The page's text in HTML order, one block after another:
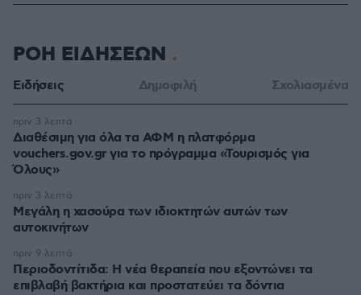
ΡΟΗ ΕΙΔΗΣΕΩΝ
Ειδήσεις Δημοφιλή Σχολιασμένα
Διαθέσιμη για όλα τα ΑΦΜ η πλατφόρμα
vouchers.gov.gr για το πρόγραμμα «Τουρισμός για
Όλους»
πριν 3 λεπτά
Μεγάλη η χασούρα των ιδιοκτητών αυτών των
αυτοκινήτων
πριν 3 λεπτά
Περιοδοντίτιδα: Η νέα θεραπεία που εξοντώνει τα
επιβλαβή βακτήρια και προστατεύει τα δόντια
πριν 9 λεπτά